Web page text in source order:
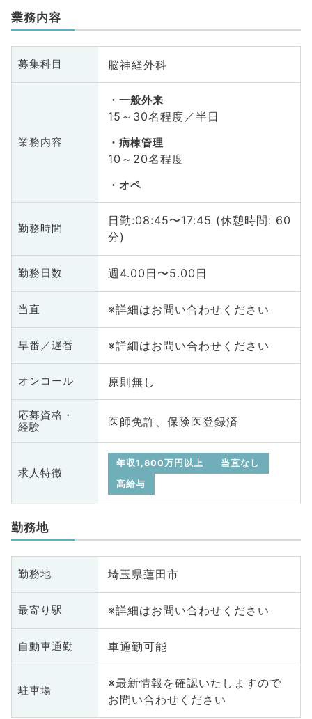
業務内容
募集科目 脳神経外科
業務内容
一般外来
15～30名程度／半日
病棟管理
10～20名程度
オペ
勤務時間
日勤:08:45〜17:45 (休憩時間: 60
分)
勤務日数 週4.00日〜5.00日
当直 ※詳細はお問い合わせください
早番／遅番 ※詳細はお問い合わせください
オンコール 原則無し
応募資格・
経験
医師免許、保険医登録済
求人特徴
年収1,800万円以上
当直なし
高給与
勤務地
勤務地 埼玉県蓮田市
最寄り駅 ※詳細はお問い合わせください
自動車通勤 車通勤可能
駐車場
※最新情報を確認いたしますので
お問い合わせください